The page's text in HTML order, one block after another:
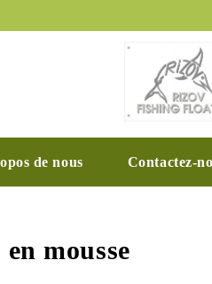
de nous Contactez-
mousse